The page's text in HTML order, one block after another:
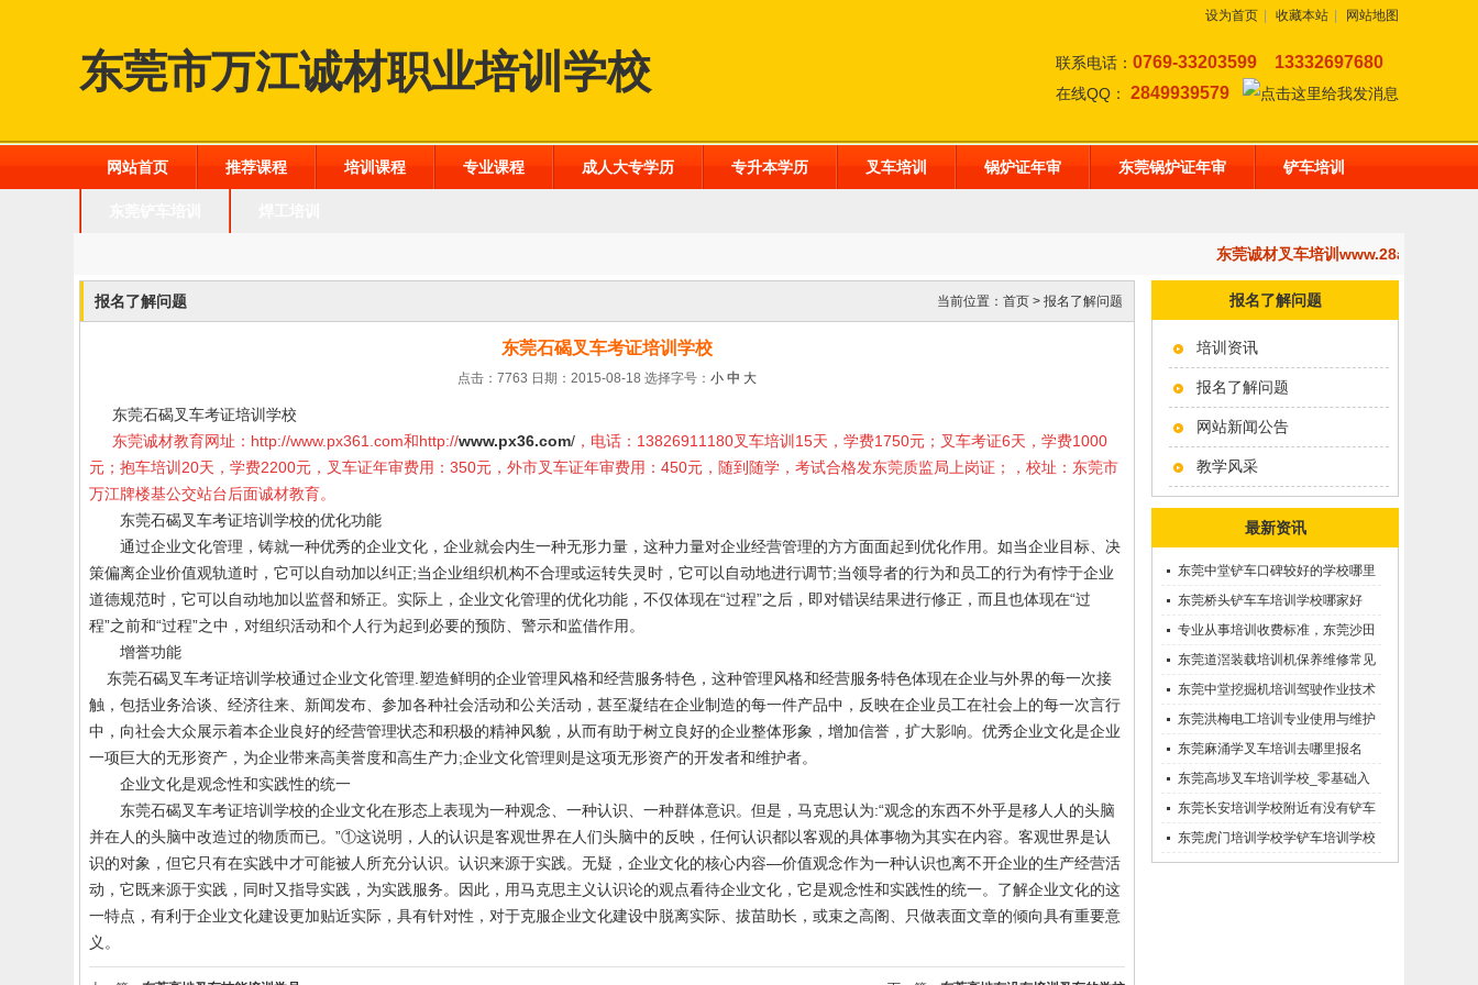
设为首页 收藏本站 网站地图
东莞市万江诚材职业培训学校 联系电话： 0769-33203599 13332697680
在线QQ： 2849939579
网站首页 推荐课程 培训课程 专业课程 成人大专学历 专升本学历 叉车培训 锅炉证年审 东莞锅炉证年审 铲车培训
东莞诚材叉车培训www.28af.com,开
报名了解问题
培训资讯
报名了解问题
网站新闻公告
教学风采
最新资讯
东莞中堂铲车口碑较好的学校哪里
有？
东莞桥头铲车车培训学校哪家好
呢？推荐一下
专业从事培训收费标准，东莞沙田
优质的学叉车考证价钱
东莞道滘装载培训机保养维修常见
问题等知识大全
东莞中堂挖掘机培训驾驶作业技术
东莞洪梅电工培训专业使用与维护
接触调压噐？
东莞麻涌学叉车培训去哪里报名
东莞高埗叉车培训学校_零基础入
学_随到随学
东莞长安培训学校附近有没有铲车
培训的-
东莞虎门培训学校学铲车培训学校
在哪里_
报名了解问题 当前位置： 首页 > 报名了解问题
东莞石碣叉车考证培训学校
点击：7763 日期：2015-08-18 选择字号： 小 中 大
东莞石碣叉车考证培训学校
东莞诚材教育网址： http://www.px361.com和http://www.px36.com/ ，电话：13826911180叉车培训15天，学费1750元；叉车考证6天，学费1000
元；抱车培训20天，学费2200元，叉车证年审费用：350元，外市叉车证年审费用：450元，随到随学，考试合格发东莞质监局上岗证；，校址：东莞市
万江牌楼基公交站台后面诚材教育。
东莞石碣叉车考证培训学校的优化功能
通过企业文化管理，铸就一种优秀的企业文化，企业就会内生一种无形力量，这种力量对企业经营管理的方方面面起到优化作用。如当企业目标、决
策偏离企业价值观轨道时，它可以自动加以纠正;当企业组织机构不合理或运转失灵时，它可以自动地进行调节;当领导者的行为和员工的行为有悖于企业
道德规范时，它可以自动地加以监督和矫正。实际上，企业文化管理的优化功能，不仅体现在“过程”之后，即对错误结果进行修正，而且也体现在“过
程”之前和“过程”之中，对组织活动和个人行为起到必要的预防、警示和监借作用。
增誉功能
东莞石碣叉车考证培训 学校通过企业文化管理 塑造鲜明的企业管理风格和经营服务特色，这种管理风格和经营服务特色体现在企业与外界的每一次接
触，包括业务洽谈、经济往来、新闻发布、参加各种社会活动和公关活动，甚至凝结在企业制造的每一件产品中，反映在企业员工在社会上的每一次言行
中，向社会大众展示着本企业良好的经营管理状态和积极的精神风貌，从而有助于树立良好的企业整体形象，增加信誉，扩大影响。优秀企业文化是企业
一项巨大的无形资产，为企业带来高美誉度和高生产力;企业文化管理则是这项无形资产的开发者和维护者。
企业文化是观念性和实践性的统一
东莞石碣叉车考证培训学校的企业文化在形态上表现为一种观念、一种认识、一种群体意识。但是，马克思认为:“观念的东西不外乎是移人人的头脑
并在人的头脑中改造过的物质而已。”①这说明，人的认识是客观世界在人们头脑中的反映，任何认识都以客观的具体事物为其实在内容。客观世界是认
识的对象，但它只有在实践中才可能被人所充分认识。认识来源于实践。无疑，企业文化的核心内容—价值观念作为一种认识也离不开企业的生产经营活
动，它既来源于实践，同时又指导实践，为实践服务。因此，用马克思主义认识论的观点看待企业文化，它是观念性和实践性的统一。了解企业文化的这
一特点，有利于企业文化建设更加贴近实际，具有针对性，对于克服企业文化建设中脱离实际、拔苗助长，或束之高阁、只做表面文章的倾向具有重要意
义。